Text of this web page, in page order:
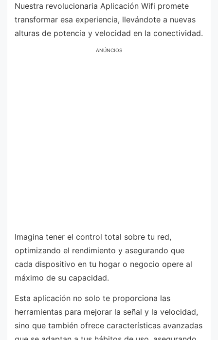
Nuestra revolucionaria Aplicación Wifi promete
transformar esa experiencia, llevándote a nuevas
alturas de potencia y velocidad en la conectividad.
ANÚNCIOS
Imagina tener el control total sobre tu red,
optimizando el rendimiento y asegurando que
cada dispositivo en tu hogar o negocio opere al
máximo de su capacidad.
Esta aplicación no solo te proporciona las
herramientas para mejorar la señal y la velocidad,
sino que también ofrece características avanzadas